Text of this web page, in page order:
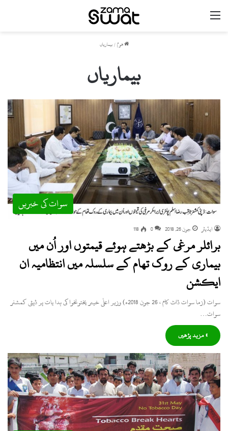
ھوم / بیماریاں
بیماریاں
سوات کی خبریں
ایڈیٹر جون 26, 2018 0
118
برائلر مرغی کے بڑھتے ہوئے قیمتوں اور اُن میں
بیماری کے روک تھام کے سلسلہ میں انتظامیہ ان
ایکشن
سوات (زما سوات ڈاٹ کام ، 26 جون 2018ء) وزیر اعلٰی خیبر پختونخوا کی ہدا یات پر ڈپٹی کمشنر
سوات…
» مزید پڑھیں